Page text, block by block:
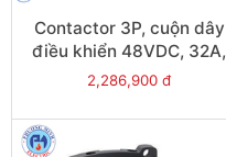
Contactor 3P, cuộn dây
điều khiển 48VDC, 32A,
1N/O, 1N/C - Model
2,286,900 đ